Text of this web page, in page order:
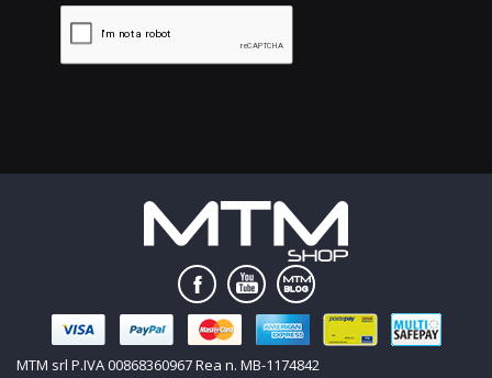
MTM srl P.IVA 00868360967 Rea n. MB-1174842